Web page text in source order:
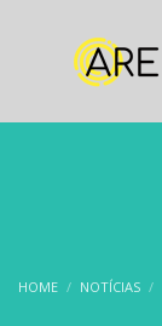
HOME NOTÍCIAS